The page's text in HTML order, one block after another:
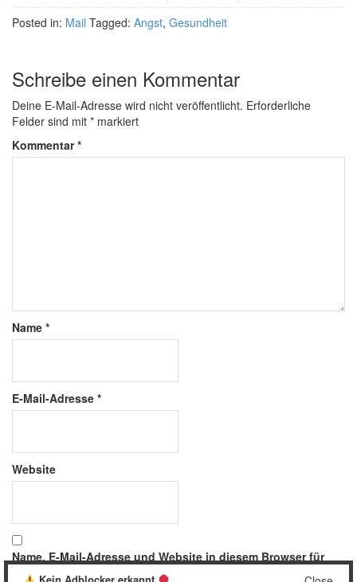
Posted in: Mail Tagged: Angst, Gesundheit
Schreibe einen Kommentar
Deine E-Mail-Adresse wird nicht veröffentlicht. Erforderliche
Felder sind mit * markiert
Kommentar*
Name *
E-Mail-Adresse *
Website
Name, E-Mail-Adresse und Website in diesem Browser für
meinen nächsten Kommentar speichern.